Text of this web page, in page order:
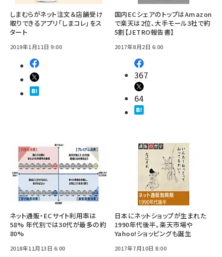
しまむらがネット注文＆店舗受け
取りできるアプリ「しまコレ」をス
タート
2019年1月11日 9:00
国内ECシェアのトップはAmazon
で楽天は2位、大手モール3社で約
5割【JETRO報告書】
2017年8月2日 6:00
367
64
ネット通販・ECサイト利用率は
58% 年代別では30代が最多の約
80%
2018年11月13日 6:00
日本にネットショップが生まれた
1990年代後半。楽天市場や
Yahoo!ショッピングも誕生
2017年7月10日 8:00